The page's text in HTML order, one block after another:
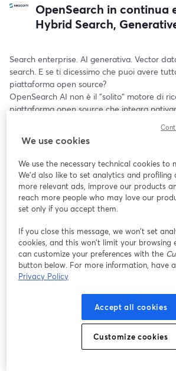
OpenSearch in continua
Hybrid Search,
Search enterprise. AI generativa. Vector
search. E se ti dicessimo che puoi avere
piattaforma open source?
OpenSearch AI non è il "solito" motore di
piattaforma open source che integra
un'architettura unificata - senza dover
servizi esterni o accettare vendor lock-in.
Guarda il webinar per saperne di più.
Cosa scoprirai in 45 minuti:
🔍 Cos'è OpenSearch AI oggi, come si è
proprietarie. Stefano Pampaloni – CEO
scelta strategica e cosa significa per chi
🚀 Deep dive tecnico con Alessandro
semantic search, RAG (Retrieval
search, integrazioni LLM native, neural
che rendono OpenSearch AI una
📊 Dall'analisi intelligente di log alla ricerca
We use cookies
We use the necessary technical cookies to
We'd also like to set analytics and profiling
more relevant ads, improve our products
reach more people who may love our
set only if you accept them.
If you close this message, we won’t set
cookies, and this won’t limit your browsing
can customize your preferences with the
button below. For more information, have
Privacy Policy
Accept all cookies
Customize cookies